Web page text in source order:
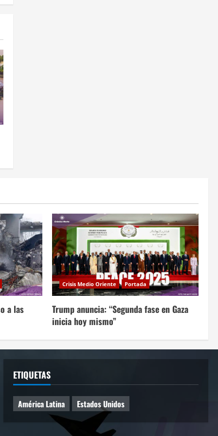
a las
Crisis Medio Oriente Portada
Trump anuncia: “Segunda fase en Gaza
inicia hoy mismo”
ETIQUETAS
América Latina Estados Unidos